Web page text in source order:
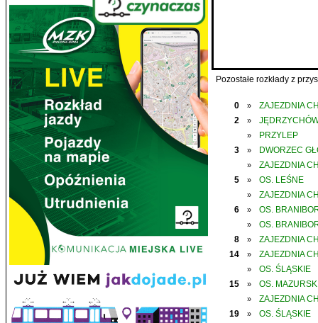
Pozostałe rozkłady z
0 »
ZAJEZDNIA
2
»
»
PRZYLEP
3
» DWORZEC
»
ZAJEZDNIA
5
» OS. LEŚNE
»
ZAJEZDNIA
6
» OS.
»
OS.
8
»
ZAJEZDNIA
14
» ZAJEZDNIA
»
OS. ŚLĄSKIE
15
» OS.
»
ZAJEZDNIA
19
» OS. ŚLĄSKIE